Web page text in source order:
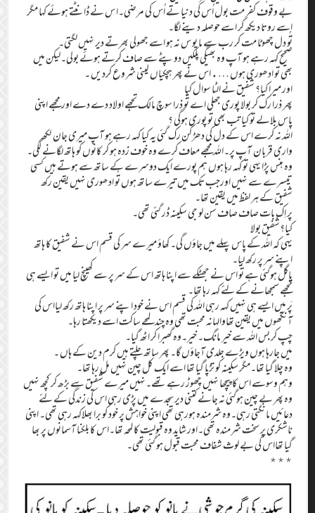
بے وقوف کفر مت بول اُس کی دنیا تے اُس کی مرضی۔ا س نے ڈانٹتے ہوئے کہا مگر
اسے روتا دیکھ کر اسے حوصلہ دینے لگا۔
تُو دل چھوٹا مت کر رب سے ما یو س نہ ہو اسے جھولی بھرتے دیر نہیں لگتی۔
صحیح کہہ رہے ہو آپ وہ بھیگی پلکیں دوپٹے سے صاف کرتے ہوئے بولی۔لیکن میں
بھی تو ادھوری ہوں ….اس نے پھر ہچکیاں لینی شروع کردیں ۔
اور میرا کیا؟ شفیق نے الٹا سوال کیا
پھر ذرا رک کر بولا پوری جھلی اے تُو ذرا سوچ مالک تجھے اولاد دے دے اور مجھے اپنی
پاس بلالے تو کیا تب بھی تُو پوری ہوگی ؟
اللہ نہ کرے اس کے دل کی دھڑکن رک گئی یہ کیا کہہ رہے ہو آپ میری جان لکھ
واری قربان آپ پر۔اللہ مجھے معاف کرے وہ خوف زدہ ہو کر کانوں کو ہاتھ لگانے لگی۔
وہ ہنس پڑا یہی تو کہہ رہا ہوں ہم پورے ایک دوسرے کے ساتھ سے ہوتے ہیں کسی
تیسرے سے نہیں اورجب تک میں تیرے ساتھ ہوں تُو ادھوری نہیں یقین رکھ
شفیق کے ہر لفظ میں یقین تھا۔
پر اِک بات صاف صاف سن لو جی سکینہ ڈر گئی تھی۔
کیا؟شفیق بولا
یہی کہ اللہ کے پاس پہلے میں جاؤں گی۔ کھاؤ میرے سر کی قسم اس نے شفیق کا ہاتھ
اپنے سر پر رکھ لیا۔
پاگل ہوگئی ہے تُو اس نے جھٹکے سے اپنا ہاتھ اس کے سر پر سے کھینچ لیا میں تو ایسے ہی
تجھے سمجھانے کے لئے کہہ رہا تھا۔
پَر میں ایسے ہی نہیں کہہ رہی اللہ کی قسم اس نے خود اپنے سر پر اپنا ہاتھ رکھ لیااس کی
آنکھوں میں یقین تھاوالہانہ محبت تھی وہ چند لمحے ساکت اسے دیکھتا رہا۔
چپ کر بس اللہ سے خیر مانگ۔ خیر۔وہ گھبرا کر اٹھ گیا۔
میں جارہا ہوں ویڑے جلدی آجاؤں گا۔ پھر ساتھ چلتے ہیں کرم دین کے ہاں ۔
وہ چلا گیا تھا۔مگر سکینہ کو تڑپا گیا تھا اسے ایک کل چین نہیں مل رہا تھا۔
وہم وسوسے اس کا پیچھا نہیں چھوڑ رہے تھے۔نہیں میرے شفیق سے بڑھ کر کچھ نہیں
وہ پھر بے چین ہوگئی نہ جانے کتنی دیر سجدے میں پڑی رہی اس کی زندگی کے لئے
دعائیں مانگتی رہی۔وہ شرمندہ ہورہی تھی اپنی خواہش پر خود کو برا بھلاکہہ رہی تھی۔ اپنی
ناشکری پر سخت شرمندہ تھی۔اور شاید وہ قبولیت کا لمحہ تھا۔اس کا بلکنا آسمانوں پر بھا
گیا تھااس کی بے لوث شفاف محبت قبول ہو گئی تھی۔
٭٭٭